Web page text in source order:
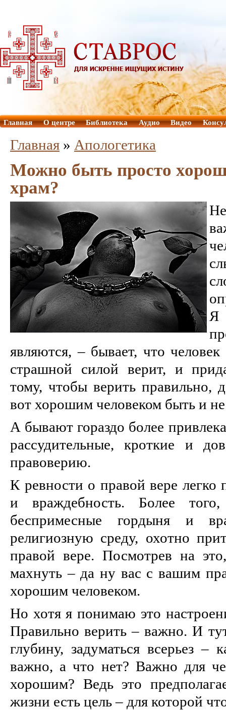
Главная О центре Библиотека Аудио Видео
Главная » Aпологетика
Можно быть просто
храм?
Я
являются, – бывает, что
страшной силой верит, и
тому, чтобы верить правильно,
вот хорошим человеком быть и
А бывают гораздо более
рассудительные, кроткие и
правоверию.
К ревности о правой вере легко
и враждебность. Более того,
беспримесные гордыня и
религиозную среду, охотно
правой вере. Посмотрев на
махнуть – да ну вас с вашим
хорошим человеком.
Но хотя я понимаю это
Правильно верить – важно. И
глубину, задуматься всерьез –
важно, а что нет? Важно для
хорошим? Ведь это
жизни есть цель – для которой